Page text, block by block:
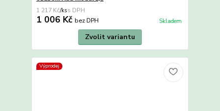
1 217 Kč/ks
1 006 Kč bez DPH Skladem
Zvolit variantu
Výprodej